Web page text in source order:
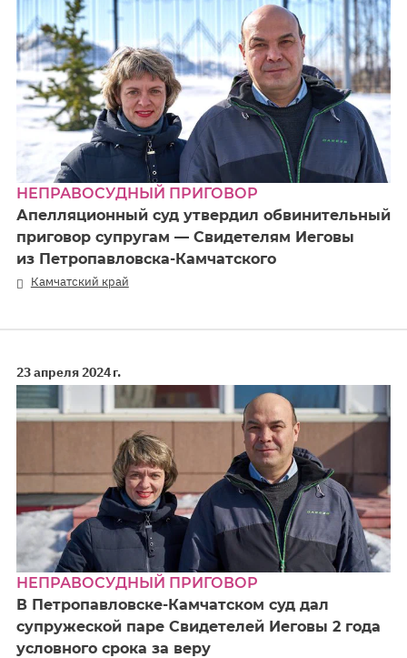
НЕПРАВОСУДНЫЙ ПРИГОВОР
Апелляционный суд утвердил обвинительный
приговор супругам — Свидетелям Иеговы
из Петропавловска-Камчатского
Камчатский край
23 апреля 2024 г.
НЕПРАВОСУДНЫЙ ПРИГОВОР
В Петропавловске-Камчатском суд дал
супружеской паре Свидетелей Иеговы 2 года
условного срока за веру